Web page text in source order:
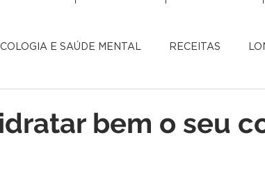
E SAÚDE MENTAL RECEITAS
bem o seu